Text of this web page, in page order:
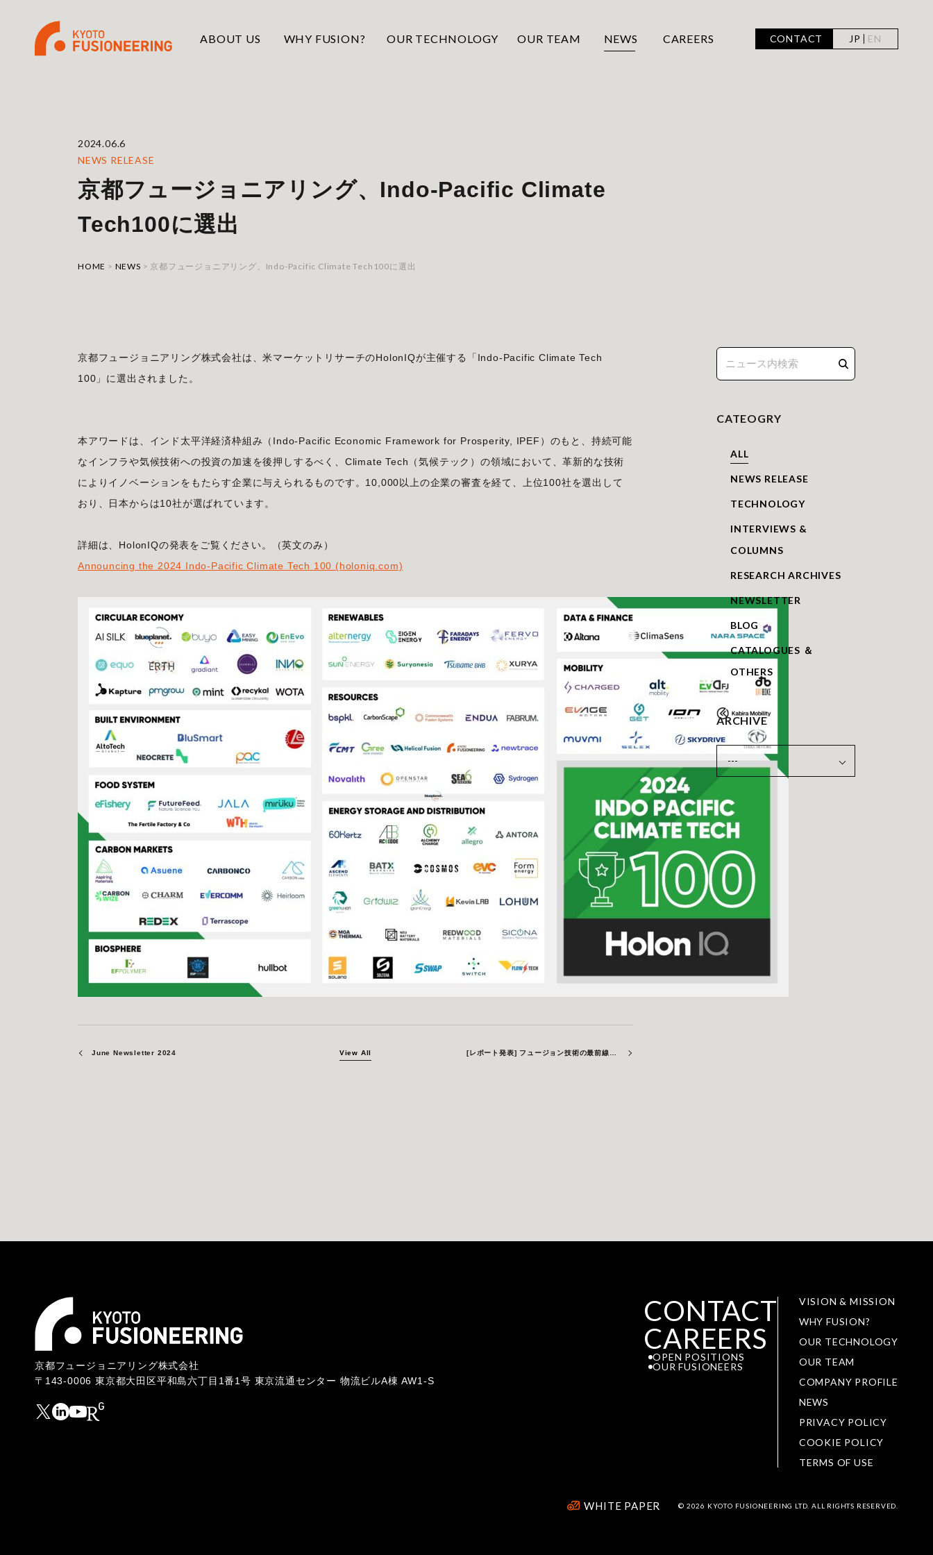
ABOUT US WHY FUSION? OUR TECHNOLOGY OUR TEAM NEWS CAREERS CONTACT EN
JP
2024.06.6
NEWS RELEASE
京都フュージョニアリング、Indo-Pacific Climate
Tech100に選出
HOME > NEWS > 京都フュージョニアリング、Indo-Pacific Climate Tech100に選出
京都フュージョニアリング株式会社は、米マーケットリサーチのHolonIQが主催する「Indo-Pacific Climate Tech
100」に選出されました。
本アワードは、インド太平洋経済枠組み（Indo-Pacific Economic Framework for Prosperity, IPEF）のもと、持続可能
なインフラや気候技術への投資の加速を後押しするべく、Climate Tech（気候テック）の領域において、革新的な技術
によりイノベーションをもたらす企業に与えられるものです。10,000以上の企業の審査を経て、上位100社を選出して
おり、日本からは10社が選ばれています。
詳細は、HolonIQの発表をご覧ください。（英文のみ）
Announcing the 2024 Indo-Pacific Climate Tech 100 (holoniq.com)
June Newsletter 2024 View All
CATEOGRY
ALL
NEWS RELEASE
TECHNOLOGY
INTERVIEWS &
COLUMNS
RESEARCH ARCHIVES
NEWSLETTER
BLOG
CATALOGUES ＆
OTHERS
ARCHIVE
京都フュージョニアリング株式会社
〒143-0006 東京都大田区平和島六丁目1番1号 東京流通センター 物流ビルA棟 AW1-S
CONTACT
CAREERS
OPEN POSITIONS
OUR FUSIONEERS
VISION & MISSION
WHY FUSION?
OUR TECHNOLOGY
OUR TEAM
COMPANY PROFILE
NEWS
PRIVACY POLICY
COOKIE POLICY
TERMS OF USE
WHITE PAPER © 2026 KYOTO FUSIONEERING LTD. ALL RIGHTS RESERVED.